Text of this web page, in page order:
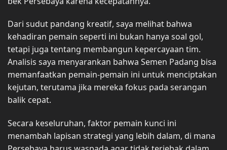
Dari sudut pandang kreatif, saya melihat bahwa
kehadiran pemain seperti ini bukan hanya soal gol,
tetapi juga tentang membangun kepercayaan tim.
Analisis saya menyarankan bahwa Semen Padang bisa
memanfaatkan pemain-pemain ini untuk menciptakan
kejutan, terutama jika mereka fokus pada serangan
balik cepat.
Secara keseluruhan, faktor pemain kunci ini
menambah lapisan strategi yang lebih dalam, di mana